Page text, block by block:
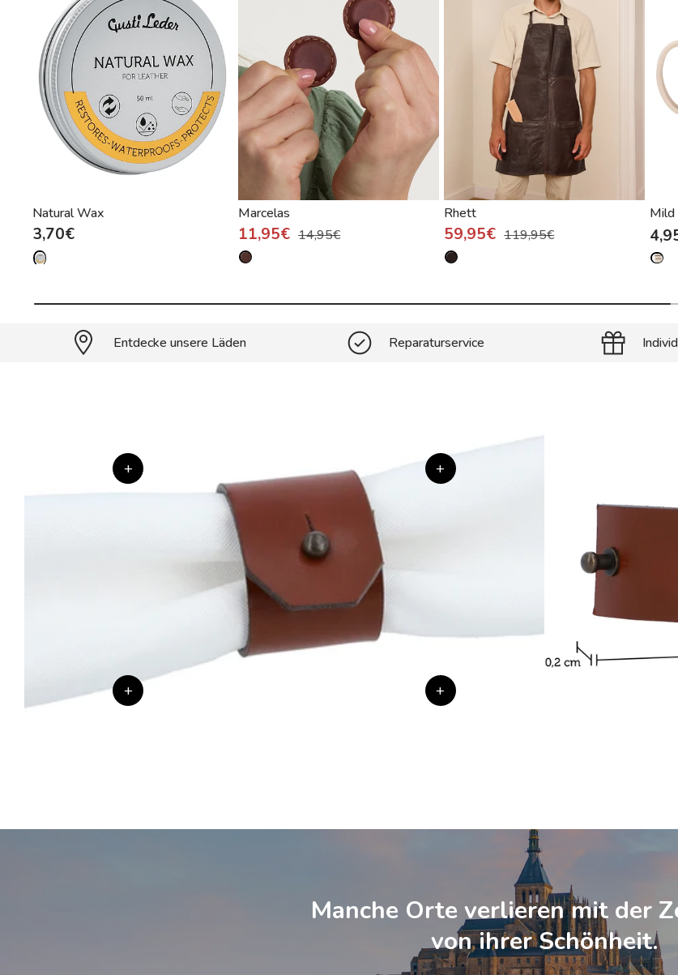
Natural Wax
3,70€
Marcelas
11,95€ 14,95€
Rhett
59,95€ 119,95€
Entdecke unsere Läden Reparaturservice
+ +
+ +
Manche Orte verlieren mit der
von ihrer Schönheit.